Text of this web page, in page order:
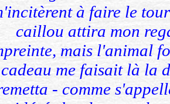
à faire le
caillou attira mon
mais l'animal
cadeau me faisait là la
- comme